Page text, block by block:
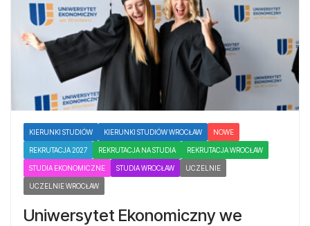
KIERUNKI STUDIÓW KIERUNKI STUDIÓW WROCŁAW NOWE
REKRUTACJA 2027 REKRUTACJA NA STUDIA REKRUTACJA WROCŁAW
STUDIA EKONOMICZNE STUDIA WROCŁAW UCZELNIE
UCZELNIE WROCŁAW
Uniwersytet Ekonomiczny we